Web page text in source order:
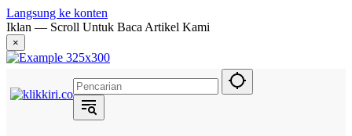
Langsung ke konten
Iklan — Scroll Untuk Baca Artikel Kami
×